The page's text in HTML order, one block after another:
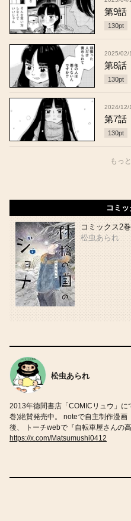
第9話
130pt
2025/02/
第8話
130pt
2024/12/
第7話
130pt
もっ
コミ
コミックス2
松虫あられ
松虫あられ
2013年徳間書店「COMICリュウ」
巻)絶賛発売中。 noteで自主制作漫
後、 トーチwebで『自転車屋さんの
https://x.com/Matsumushi0412